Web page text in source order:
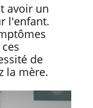
avoir un
l'enfant.
de
la mère.